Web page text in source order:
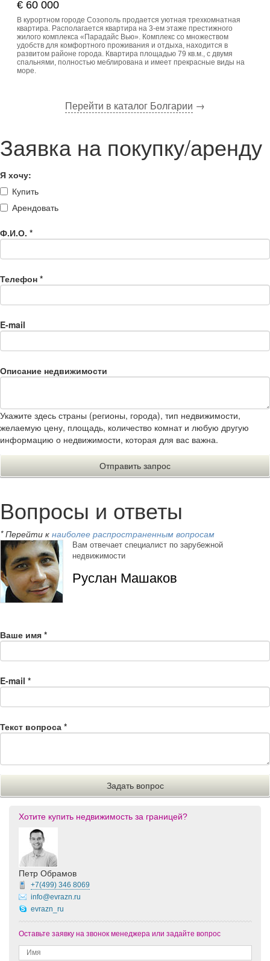
€ 60 000
В курортном городе Созополь продается уютная трехкомнатная
квартира. Располагается квартира на 3-ем этаже престижного
жилого комплекса «Парадайс Вью». Комплекс со множеством
удобств для комфортного проживания и отдыха, находится в
развитом районе города. Квартира площадью 79 кв.м., с двумя
спальнями, полностью меблирована и имеет прекрасные виды на
море.
Перейти в каталог Болгарии →
Заявка на покупку/аренду
Я хочу:
Купить
Арендовать
Ф.И.О. *
Телефон *
E-mail
Описание недвижимости
Укажите здесь страны (регионы, города), тип недвижимости,
желаемую цену, площадь, количество комнат и любую другую
информацию о недвижимости, которая для вас важна.
Вопросы и ответы
* Перейти к наиболее распространенным вопросам
Вам отвечает специалист по зарубежной
недвижимости
Руслан Машаков
Ваше имя *
E-mail *
Текст вопроса *
Хотите купить недвижимость за границей?
Петр Обрамов
+7(499) 346 8069
info@evrazn.ru
evrazn_ru
Оставьте заявку на звонок менеджера или задайте вопрос